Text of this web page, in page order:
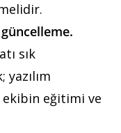
sık
eğitimi ve